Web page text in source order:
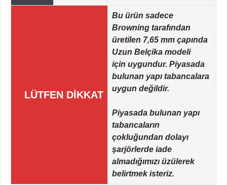
LÜTFEN DİKKAT
Bu ürün sadece
Browning tarafından
üretilen 7,65 mm çapında
Uzun Belçika modeli
için uygundur. Piyasada
bulunan yapı tabancalara
uygun değildir.
Piyasada bulunan yapı
tabancaların
çokluğundan dolayı
şarjörlerde iade
almadığımızı üzülerek
belirtmek isteriz.